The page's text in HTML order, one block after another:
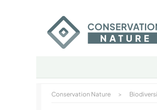
Conservation Nature >